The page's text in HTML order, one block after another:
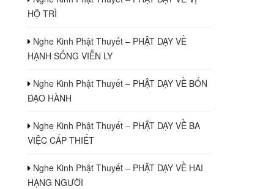
HỘ TRÌ
Nghe Kinh Phật Thuyết – PHẬT DẠY VỀ
HẠNH SỐNG VIỄN LY
Nghe Kinh Phật Thuyết – PHẬT DẠY VỀ BỐN
ĐẠO HÀNH
Nghe Kinh Phật Thuyết – PHẬT DẠY VỀ BA
VIỆC CẤP THIẾT
Nghe Kinh Phật Thuyết – PHẬT DẠY VỀ HAI
HẠNG NGƯỜI